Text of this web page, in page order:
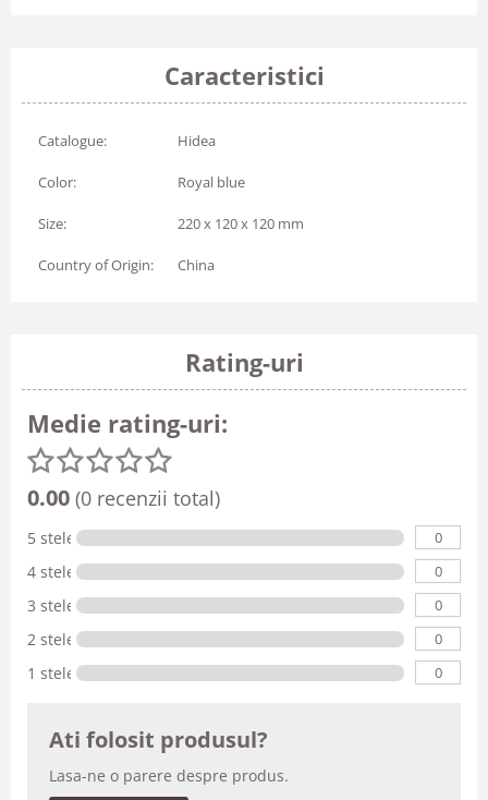
Caracteristici
Catalogue: Hidea
Color: Royal blue
Size: 220 x 120 x 120 mm
Country of Origin: China
Rating-uri
Medie rating-uri:
0.00 (0 recenzii total)
5 stele 0
4 stele 0
3 stele 0
2 stele 0
1 stele 0
Ati folosit produsul?
Lasa-ne o parere despre produs.